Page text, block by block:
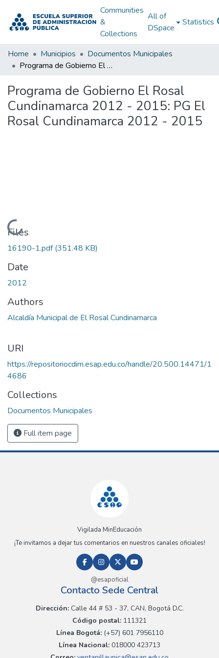
Communities
&
Collections
All of
DSpace
Statistics
Home Municipios
Documentos Municipales
Programa de Gobierno El Rosal Cundinamarca 2012 - 2015: PG El Rosal Cundinamarca 2012 - 2015
Programa de Gobierno El Rosal
Cundinamarca 2012 - 2015: PG El
Rosal Cundinamarca 2012 - 2015
Loading...
Files
16190-1.pdf(351.48 KB)
Date
2012
Authors
Alcaldía Municipal de El Rosal Cundinamarca
URI
https://repositoriocdim.esap.edu.co/handle/20.500.14471/1
4686
Collections
Documentos Municipales
Full item page
Vigilada MinEducación
¡Te invitamos a dejar tus comentarios en nuestros canales oficiales!
@esapoficial
Contacto Sede Central
Dirección:Calle 44 # 53 - 37, CAN, Bogotá D.C.
Código postal: 111321
Línea Bogotá:(+57) 601 7956110
Línea Nacional: 018000 423713